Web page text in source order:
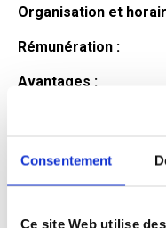
Consentement
Ce site Web utilise
Organisation et
Rémunération :
Avantages :